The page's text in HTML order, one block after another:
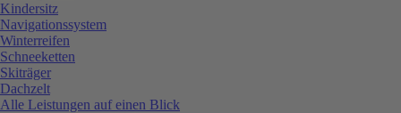
Kindersitz
Navigationssystem
Winterreifen
Schneeketten
Skiträger
Dachzelt
Alle Leistungen auf einen Blick